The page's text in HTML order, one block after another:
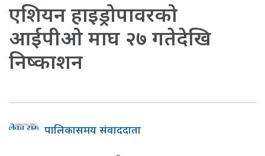
एशियन हाइड्रोपावरको
आईपीओ माघ २७ गतेदेखि
निष्काशन
पालिकासमय संवाददाता